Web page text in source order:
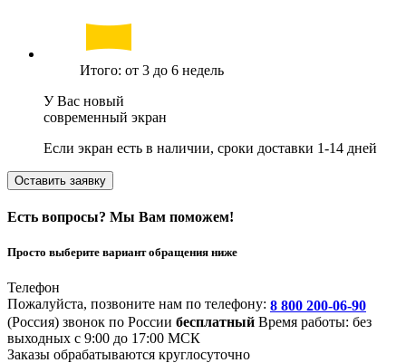
Итого: от 3 до 6 недель
У Вас новый
современный экран
Если экран есть в наличии, сроки доставки 1-14 дней
Оставить заявку
Есть вопросы? Мы Вам поможем!
Просто выберите вариант обращения ниже
Телефон
Пожалуйста, позвоните нам по телефону: 8 800 200-06-90
(Россия) звонок по России бесплатный Время работы: без
выходных с 9:00 до 17:00 МСК
Заказы обрабатываются круглосуточно